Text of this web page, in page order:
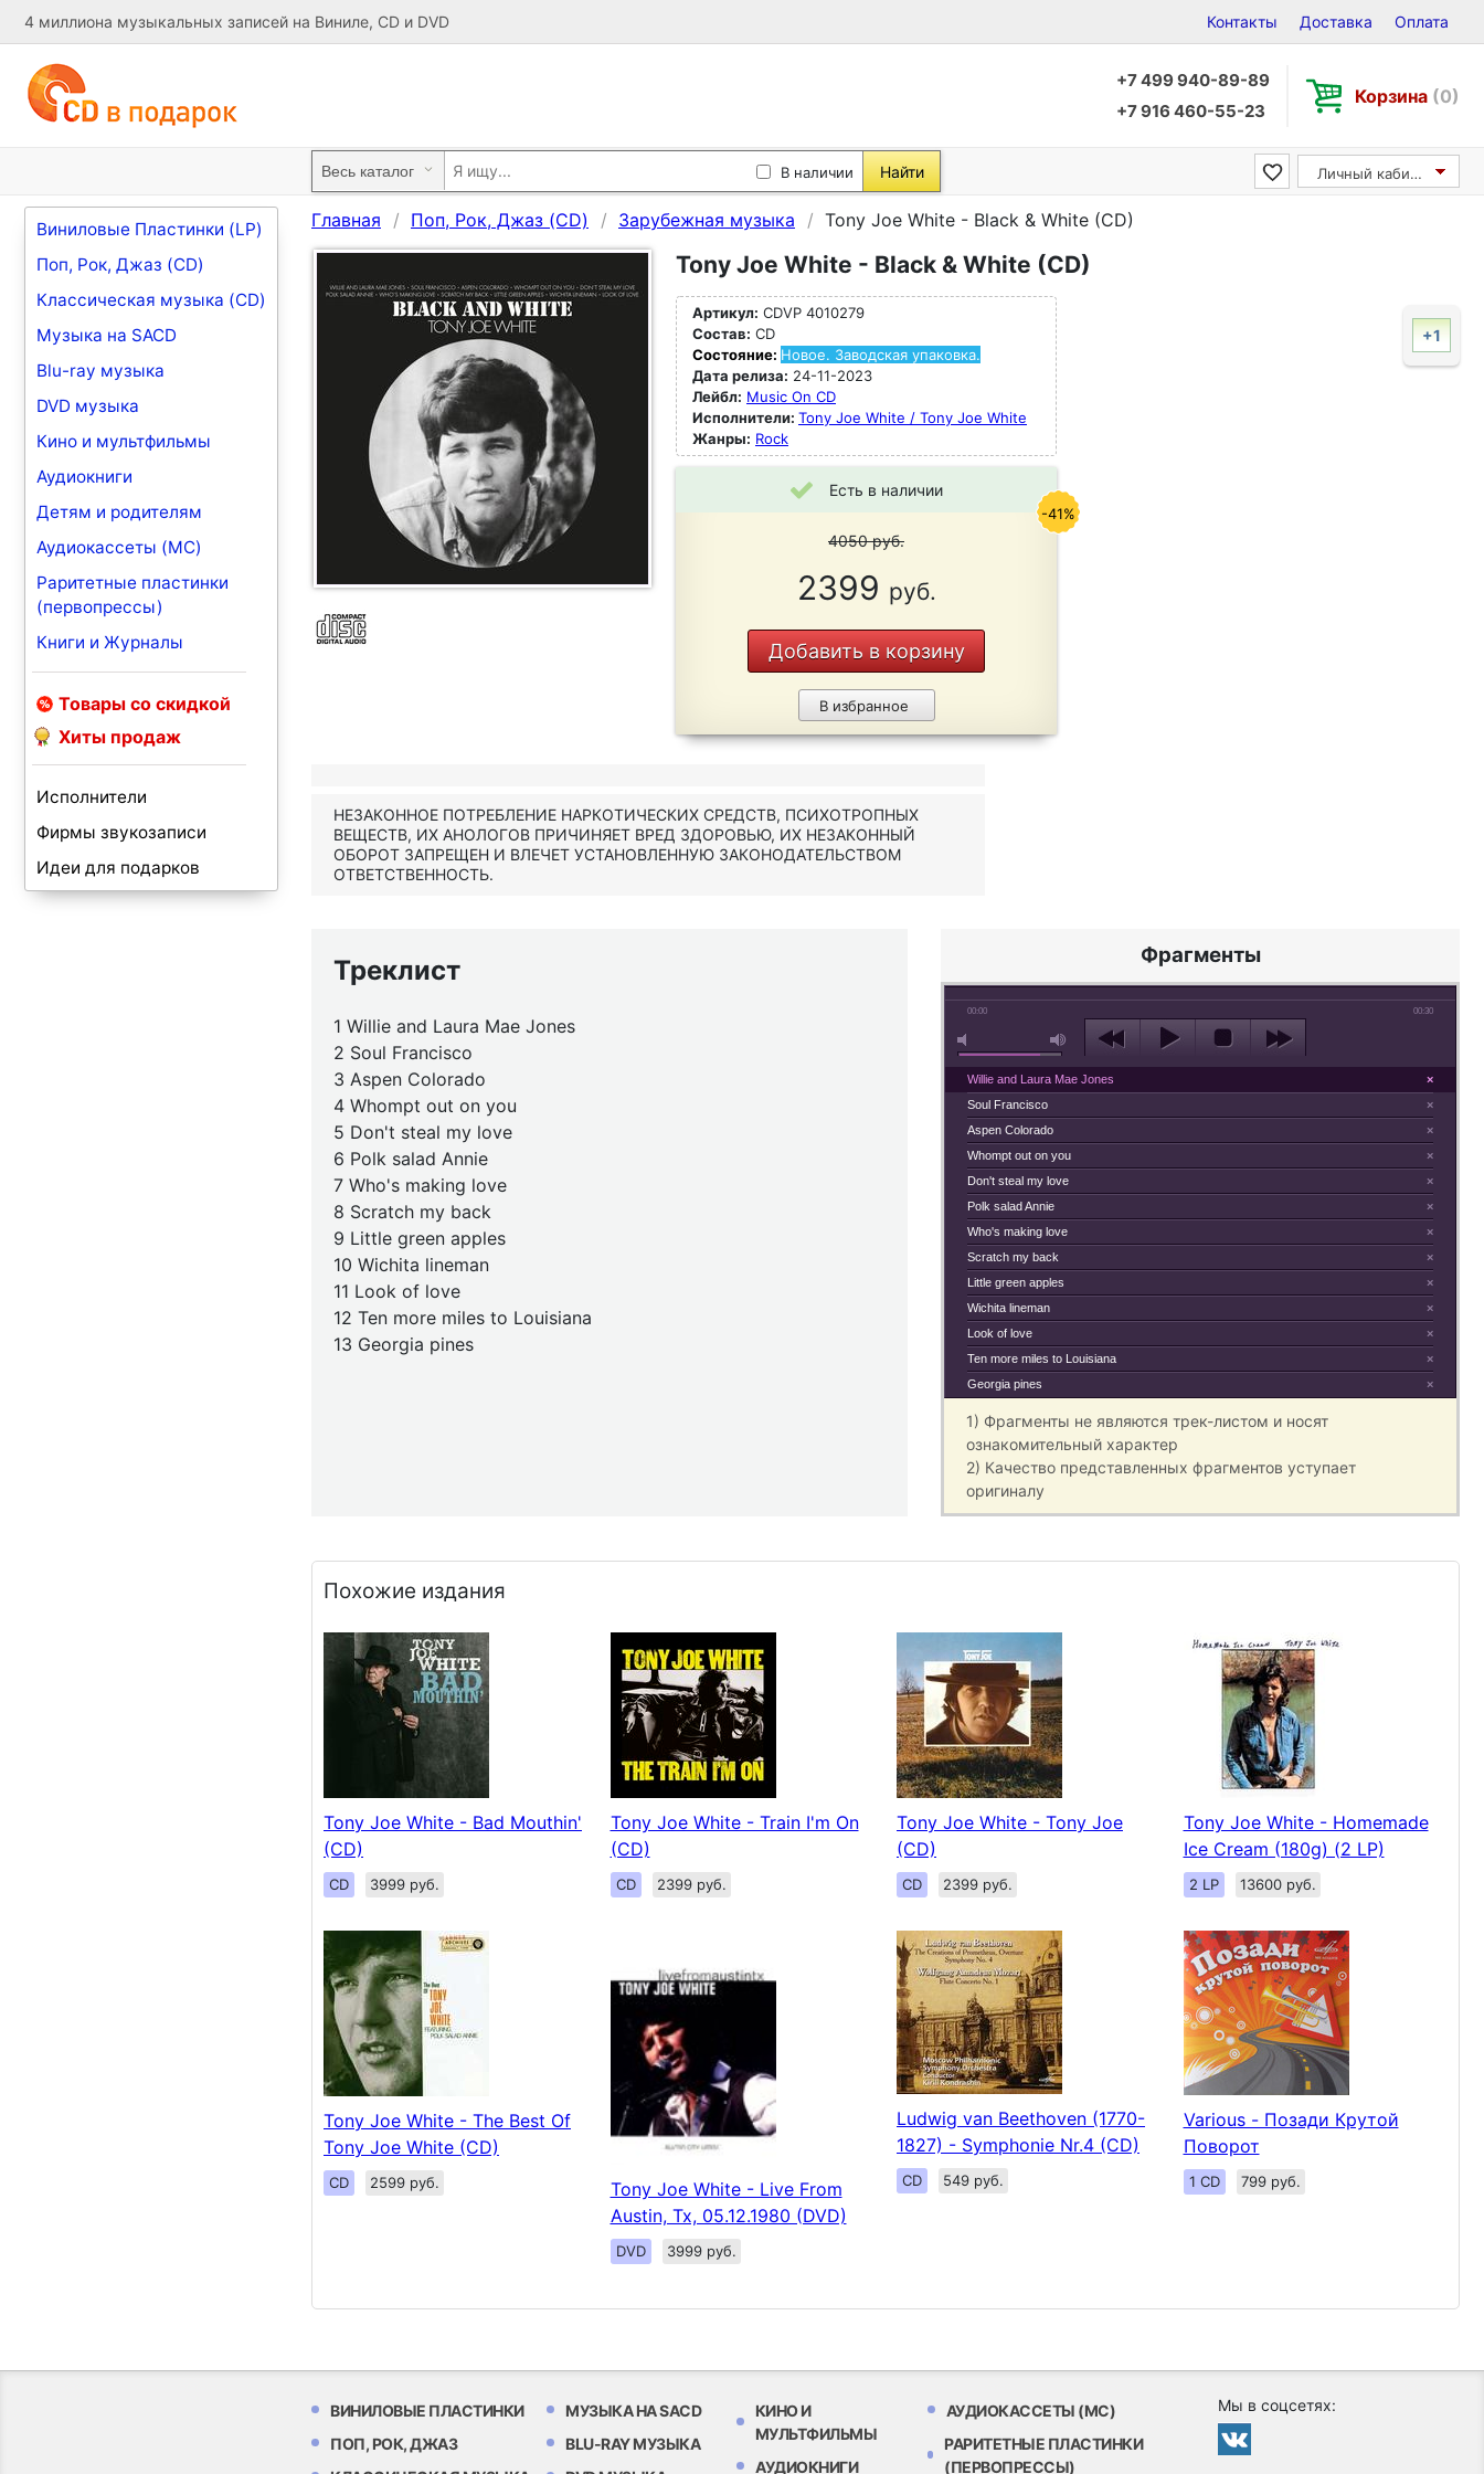
4 миллиона музыкальных записей на Виниле, CD и DVD Контакты Доставка Оплата
+7 499 940-89-89
+7 916 460-55-23
Корзина (0)
В наличии Найти Личный кабинет
Виниловые Пластинки (LP)
Поп, Рок, Джаз (CD)
Классическая музыка (CD)
Музыка на SACD
Blu-ray музыка
DVD музыка
Кино и мультфильмы
Аудиокниги
Детям и родителям
Аудиокассеты (MC)
Раритетные пластинки
(первопрессы)
Книги и Журналы
Товары со скидкой
Хиты продаж
Исполнители
Фирмы звукозаписи
Идеи для подарков
Главная Поп, Рок, Джаз (CD) Зарубежная музыка Tony Joe White - Black & White (CD)
Tony Joe White - Black & White (CD)
Артикул: CDVP 4010279
Состав: CD
Состояние: Новое. Заводская упаковка.
Дата релиза: 24-11-2023
Лейбл: Music On CD
Исполнители: Tony Joe White / Tony Joe White
Жанры: Rock
Есть в наличии
4050руб.
2399 руб.
Добавить в корзину
В избранное
-41%
+1
НЕЗАКОННОЕ ПОТРЕБЛЕНИЕ НАРКОТИЧЕСКИХ СРЕДСТВ, ПСИХОТРОПНЫХ
ВЕЩЕСТВ, ИХ АНОЛОГОВ ПРИЧИНЯЕТ ВРЕД ЗДОРОВЬЮ, ИХ НЕЗАКОННЫЙ
ОБОРОТ ЗАПРЕЩЕН И ВЛЕЧЕТ УСТАНОВЛЕННУЮ ЗАКОНОДАТЕЛЬСТВОМ
ОТВЕТСТВЕННОСТЬ.
Треклист
1 Willie and Laura Mae Jones
2 Soul Francisco
3 Aspen Colorado
4 Whompt out on you
5 Don't steal my love
6 Polk salad Annie
7 Who's making love
8 Scratch my back
9 Little green apples
10 Wichita lineman
11 Look of love
12 Ten more miles to Louisiana
13 Georgia pines
Фрагменты
00:00 00:30
×
Willie and Laura Mae Jones
×
Soul Francisco
×
Aspen Colorado
×
Whompt out on you
×
Don't steal my love
×
Polk salad Annie
×
Who's making love
×
Scratch my back
×
Little green apples
×
Wichita lineman
×
Look of love
×
Ten more miles to Louisiana
×
Georgia pines
1) Фрагменты не являются трек-листом и носят
ознакомительный характер
2) Качество представленных фрагментов уступает
оригиналу
Похожие издания
Tony Joe White - Bad Mouthin'
(CD)
CD 3999 руб.
Tony Joe White - Train I'm On
(CD)
CD 2399 руб.
Tony Joe White - Tony Joe
(CD)
CD 2399 руб.
Tony Joe White - Homemade
Ice Cream (180g) (2 LP)
2 LP 13600 руб.
Tony Joe White - The Best Of
Tony Joe White (CD)
CD 2599 руб.
Tony Joe White - Live From
Austin, Tx, 05.12.1980 (DVD)
DVD 3999 руб.
Ludwig van Beethoven (1770-
1827) - Symphonie Nr.4 (CD)
CD 549 руб.
Various - Позади Крутой
Поворот
1 CD 799 руб.
ВИНИЛОВЫЕ ПЛАСТИНКИ
ПОП, РОК, ДЖАЗ
МУЗЫКА НА SACD
BLU-RAY МУЗЫКА
КИНО И
МУЛЬТФИЛЬМЫ
АУДИОКНИГИ
АУДИОКАССЕТЫ (MC)
РАРИТЕТНЫЕ ПЛАСТИНКИ
(ПЕРВОПРЕССЫ)
Мы в соцсетях: